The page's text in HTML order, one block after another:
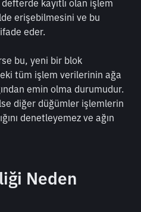
defterde kayıtlı olan işlem
erişebilmesini ve bu
eder.
bu, yeni bir blok
tüm işlem verilerinin ağa
emin olma durumudur.
diğer düğümler işlemlerin
denetleyemez ve ağın
Neden